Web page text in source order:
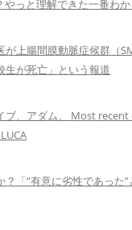
やっと理解できた一番わ
が上腸間膜動脈症候群（
生が死亡」という報道
ブ、アダム、 Most
「”有意に劣性であった